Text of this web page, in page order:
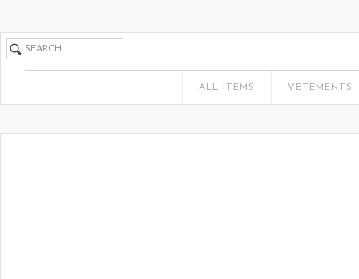
ALL ITEMS VETEMENTS